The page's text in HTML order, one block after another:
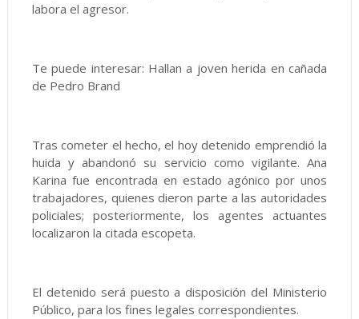
labora el agresor.
Te puede interesar: Hallan a joven herida en cañada
de Pedro Brand
Tras cometer el hecho, el hoy detenido emprendió la
huida y abandonó su servicio como vigilante. Ana
Karina fue encontrada en estado agónico por unos
trabajadores, quienes dieron parte a las autoridades
policiales; posteriormente, los agentes actuantes
localizaron la citada escopeta.
El detenido será puesto a disposición del Ministerio
Público, para los fines legales correspondientes.